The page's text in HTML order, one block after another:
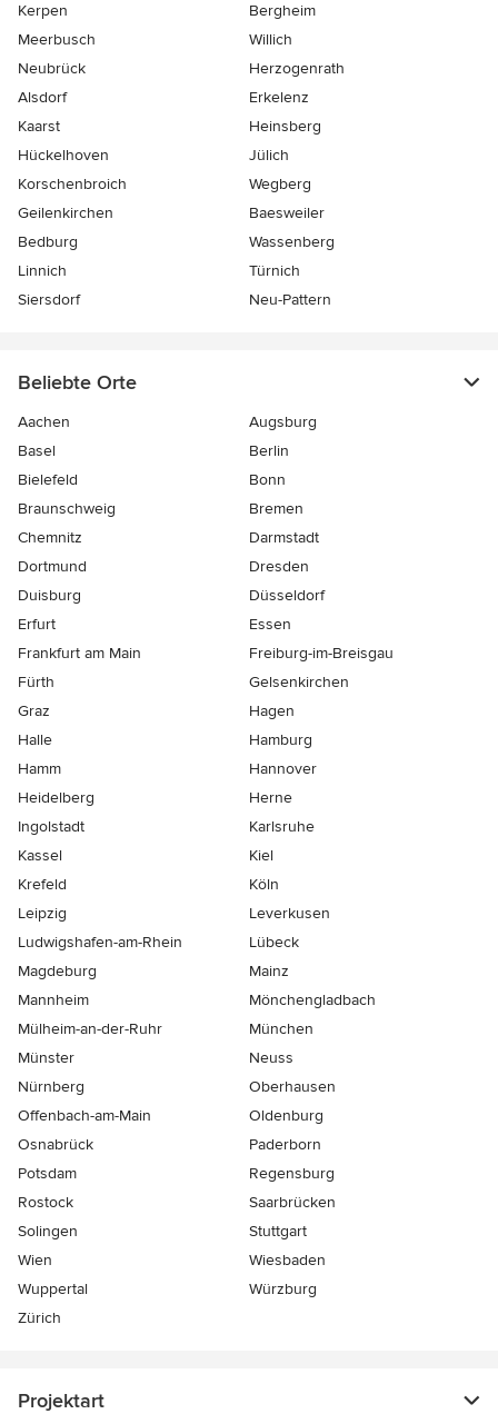
Kerpen
Bergheim
Meerbusch
Willich
Neubrück
Herzogenrath
Alsdorf
Erkelenz
Kaarst
Heinsberg
Hückelhoven
Jülich
Korschenbroich
Wegberg
Geilenkirchen
Baesweiler
Bedburg
Wassenberg
Linnich
Türnich
Siersdorf
Neu-Pattern
Beliebte Orte
Aachen
Augsburg
Basel
Berlin
Bielefeld
Bonn
Braunschweig
Bremen
Chemnitz
Darmstadt
Dortmund
Dresden
Duisburg
Düsseldorf
Erfurt
Essen
Frankfurt am Main
Freiburg-im-Breisgau
Fürth
Gelsenkirchen
Graz
Hagen
Halle
Hamburg
Hamm
Hannover
Heidelberg
Herne
Ingolstadt
Karlsruhe
Kassel
Kiel
Krefeld
Köln
Leipzig
Leverkusen
Ludwigshafen-am-Rhein
Lübeck
Magdeburg
Mainz
Mannheim
Mönchen­gladbach
Mülheim-an-der-Ruhr
München
Münster
Neuss
Nürnberg
Oberhausen
Offenbach-am-Main
Oldenburg
Osnabrück
Paderborn
Potsdam
Regensburg
Rostock
Saarbrücken
Solingen
Stuttgart
Wien
Wiesbaden
Wuppertal
Würzburg
Zürich
Projektart